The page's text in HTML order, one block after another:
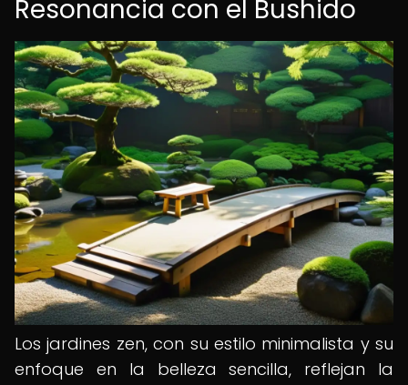
Resonancia con el Bushido
Los jardines zen, con su estilo minimalista y su
enfoque en la belleza sencilla, reflejan la